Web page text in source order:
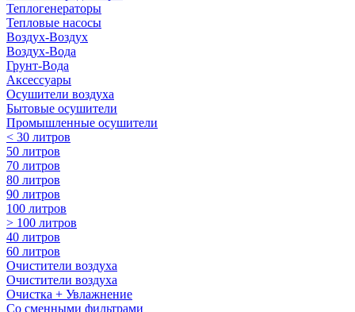
Теплогенераторы
Тепловые насосы
Воздух-Воздух
Воздух-Вода
Грунт-Вода
Аксессуары
Осушители воздуха
Бытовые осушители
Промышленные осушители
< 30 литров
50 литров
70 литров
80 литров
90 литров
100 литров
> 100 литров
40 литров
60 литров
Очистители воздуха
Очистители воздуха
Очистка + Увлажнение
Cо сменными фильтрами